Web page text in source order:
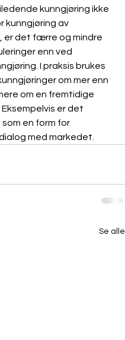
kunngjøring ikke
kunngjøring av
er det færre og mindre
enn ved
I praksis brukes
om mer enn
om en fremtidige
er det
en form for
med markedet.
Se alle